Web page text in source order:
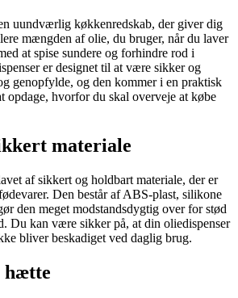
uundværlig køkkenredskab, der giver dig
mængden af olie, du bruger, når du laver
at spise sundere og forhindre rod i
er designet til at være sikker og
genopfylde, og den kommer i en praktisk
opdage, hvorfor du skal overveje at købe
materiale
af sikkert og holdbart materiale, der er
Den består af ABS-plast, silikone
den meget modstandsdygtig over for stød
Du kan være sikker på, at din oliedispenser
bliver beskadiget ved daglig brug.
hætte